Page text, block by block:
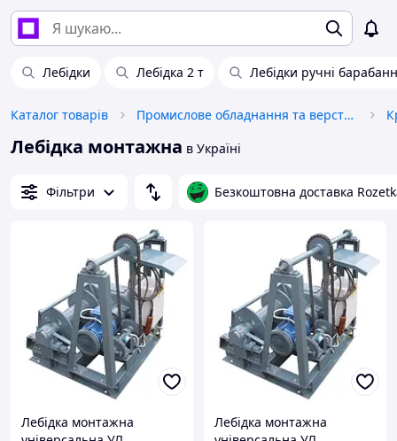
Лебідки Лебідка 2 т Лебідки ручні
Каталог товарів Промислове обладнання та верстати
Лебідка монтажна в Україні
Фільтри Безкоштовна доставка
Лебідка монтажна
Лебідка монтажна